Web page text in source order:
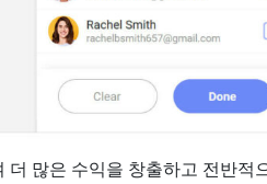
많은 수익을 창출하고 전반적